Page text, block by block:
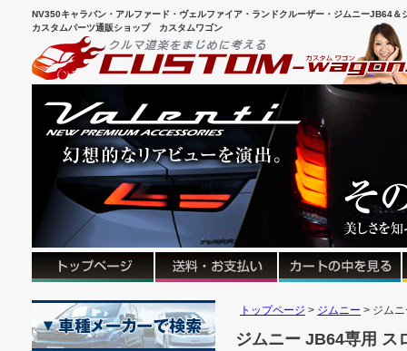
NV350キャラバン・アルファード・ヴェルファイア・ランドクルーザー・ジムニーJB64
カスタムパーツ通販ショップ カスタムワゴン
トップページ ジムニー ジム
ジムニー JB64専用 ス